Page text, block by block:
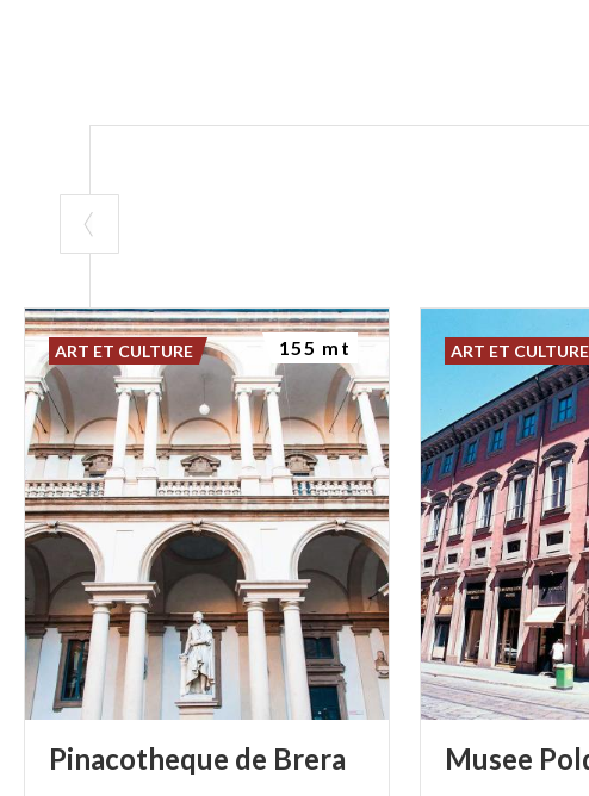
Pinacotheque de Brera
ART ET CULTURE 155 mt
Musee
ART ET CULTURE